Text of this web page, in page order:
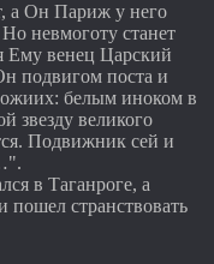
а Он Париж у него
невмоготу станет
Ему венец Царский
подвигом поста и
белым иноком в
звезду великого
Подвижник сей и
в Таганроге, а
пошел странствовать